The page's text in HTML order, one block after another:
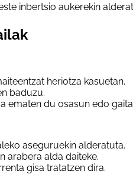
inbertsio aukerekin
heriotza kasuetan.
baduzu.
ematen du osasun edo
aseguruekin alderatuta.
arabera alda daiteke.
gisa tratatzen dira.